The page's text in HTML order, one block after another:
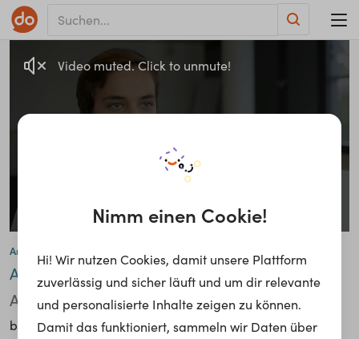
Video muted. Click to unmute!
Armin Gölles
Auszubildender Elektroniker
•2.
Ausbildungsjahr
bei industrie niederösterreich
Nimm einen Cookie!
Hi! Wir nutzen Cookies, damit unsere Plattform
zuverlässig und sicher läuft und um dir relevante
und personalisierte Inhalte zeigen zu können.
Damit das funktioniert, sammeln wir Daten über